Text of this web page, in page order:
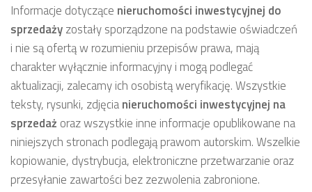
Informacje dotyczące nieruchomości inwestycyjnej do
sprzedażyzostały sporządzone na podstawie oświadczeń
i nie są ofertą w rozumieniu przepisów prawa, mają
charakter wyłącznie informacyjny i mogą podlegać
aktualizacji, zalecamy ich osobistą weryfikację. Wszystkie
teksty, rysunki, zdjęcianieruchomości inwestycyjnej na
sprzedaż oraz wszystkie inne informacje opublikowane na
niniejszych stronach podlegają prawom autorskim. Wszelkie
kopiowanie, dystrybucja, elektroniczne przetwarzanie oraz
przesyłanie zawartości bez zezwolenia zabronione.